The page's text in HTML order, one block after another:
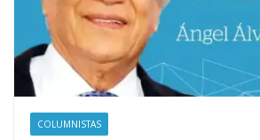
COLUMNISTAS